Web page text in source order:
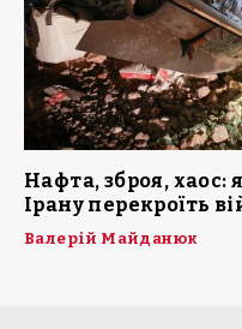
Нафта, зброя, хаос:
Ірану перекроїть
Валерій Майданюк